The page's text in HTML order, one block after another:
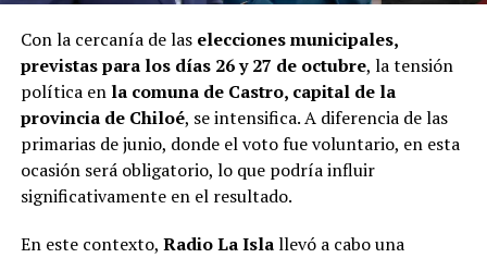
Con la cercanía de las elecciones municipales,
previstas para los días 26 y 27 de octubre, la tensión
política en la comuna de Castro, capital de la
provincia de Chiloé, se intensifica. A diferencia de las
primarias de junio, donde el voto fue voluntario, en esta
ocasión será obligatorio, lo que podría influir
significativamente en el resultado.
En este contexto, Radio La Islallevó a cabo una